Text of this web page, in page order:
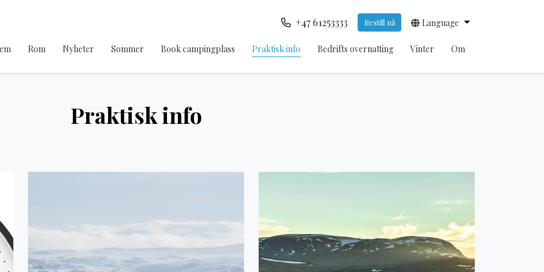
+47 61253333 Bestill nå Language
Rom Nyheter Sommer Book campingplass Praktisk info Bedrifts overnatting Vinter Om
Praktisk info